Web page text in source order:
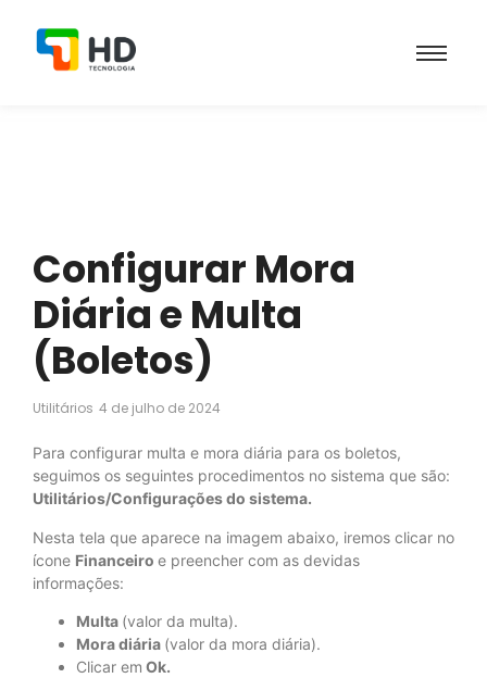
Configurar Mora
Diária e Multa
(Boletos)
Utilitários 4 de julho de 2024
Para configurar multa e mora diária para os boletos,
seguimos os seguintes procedimentos no sistema que são:
Utilitários/Configurações do sistema.
Nesta tela que aparece na imagem abaixo, iremos clicar no
ícone Financeiro e preencher com as devidas
informações:
Multa (valor da multa).
Mora diária (valor da mora diária).
Clicar em Ok.